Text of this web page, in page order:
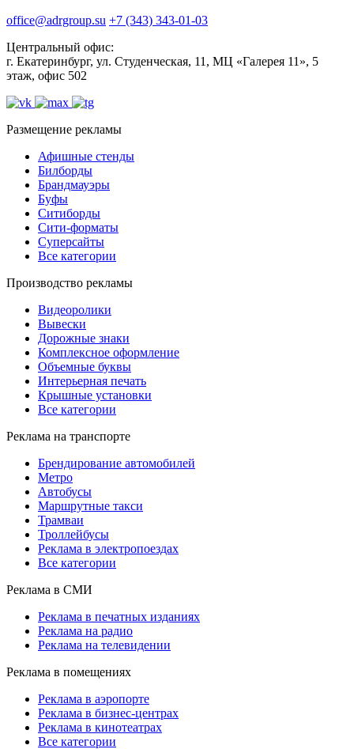
office@adrgroup.su +7 (343) 343-01-03
Центральный офис:
г. Екатеринбург, ул. Студенческая, 11, МЦ «Галерея 11», 5
этаж, офис 502
Размещение рекламы
Афишные стенды
Билборды
Брандмауэры
Буфы
Ситиборды
Сити-форматы
Суперсайты
Все категории
Производство рекламы
Видеоролики
Вывески
Дорожные знаки
Комплексное оформление
Объемные буквы
Интерьерная печать
Крышные установки
Все категории
Реклама на транспорте
Брендирование автомобилей
Метро
Автобусы
Маршрутные такси
Трамваи
Троллейбусы
Реклама в электропоездах
Все категории
Реклама в СМИ
Реклама в печатных изданиях
Реклама на радио
Реклама на телевидении
Реклама в помещениях
Реклама в аэропорте
Реклама в бизнес-центрах
Реклама в кинотеатрах
Все категории